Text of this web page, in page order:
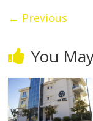
← Previous
You